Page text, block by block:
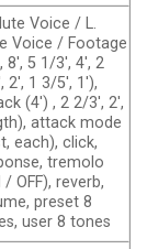
Voice / L.
Voice / Footage
8′, 5 1/3′, 4′, 2
2′, 1 3/5′, 1′),
(4′) , 2 2/3′, 2′,
attack mode
each), click,
tremolo
/ OFF), reverb,
preset 8
user 8 tones